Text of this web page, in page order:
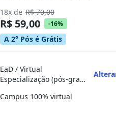
18x de R$ 70,00
R$ 59,00 -16%
A 2° Pós é Grátis
EaD / Virtual
Especialização (pós-graduação)
Campus 100% virtual